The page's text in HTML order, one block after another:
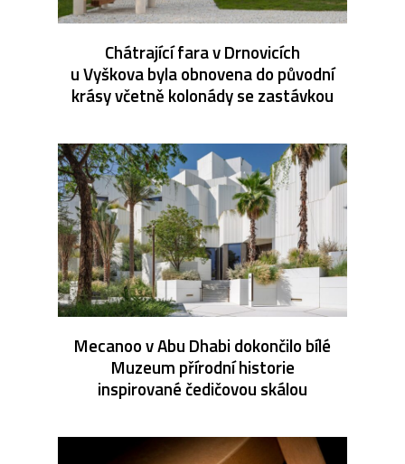
Chátrající fara v Drnovicích
u Vyškova byla obnovena do původní
krásy včetně kolonády se zastávkou
Mecanoo v Abu Dhabi dokončilo bílé
Muzeum přírodní historie
inspirované čedičovou skálou